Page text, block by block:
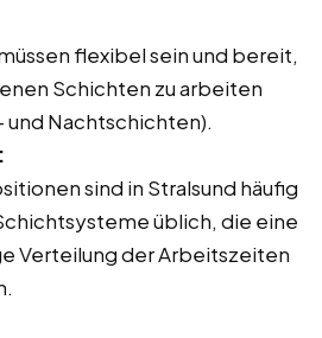
flexibel sein und bereit,
Schichten zu arbeiten
und Nachtschichten).
sind in Stralsund häufig
üblich, die eine
Verteilung der Arbeitszeiten